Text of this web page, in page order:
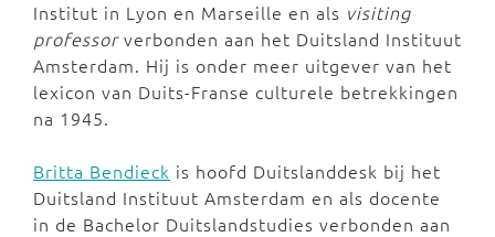
Institut in Lyon en Marseille en als visiting
professorverbonden aan het Duitsland Instituut
Amsterdam. Hij is onder meer uitgever van het
lexicon van Duits-Franse culturele betrekkingen
na 1945.
Britta Bendieck is hoofd Duitslanddesk bij het
Duitsland Instituut Amsterdam en als docente
in de Bachelor Duitslandstudies verbonden aan